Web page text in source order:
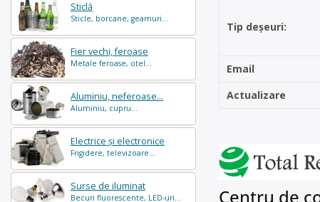
Sticlă
Sticle, borcane, geamuri...
Fier vechi, feroase
Metale feroase, otel...
Aluminiu, neferoase...
Aluminiu, cupru...
Electrice și electronice
Frigidere, televizoare...
Surse de iluminat
Becuri fluorescente, LED-uri...
Tip deșeuri:
Email
Actualizare
Centru de